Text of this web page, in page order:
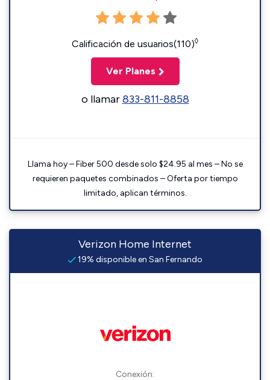
Calificación de usuarios(110)◊
Ver Planes
o llamar833-811-8858
Llama hoy – Fiber 500 desde solo $24.95 al mes – No se
requieren paquetes combinados – Oferta por tiempo
limitado, aplican términos.
Verizon Home Internet
19% disponible en San Fernando
Conexión: